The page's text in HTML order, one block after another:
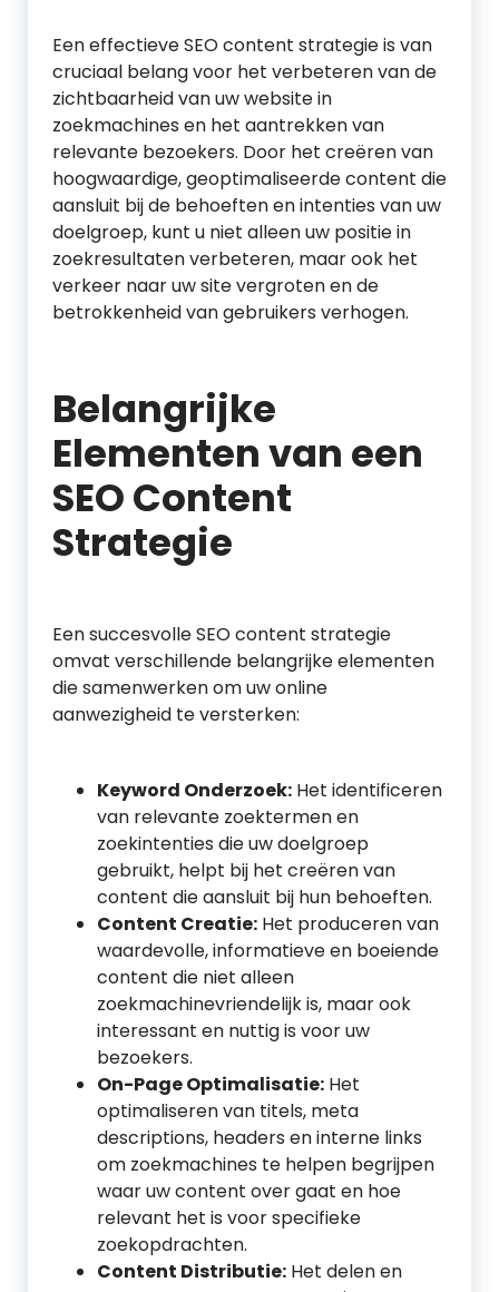
Een effectieve SEO content strategie is van
cruciaal belang voor het verbeteren van de
zichtbaarheid van uw website in
zoekmachines en het aantrekken van
relevante bezoekers. Door het creëren van
hoogwaardige, geoptimaliseerde content die
aansluit bij de behoeften en intenties van uw
doelgroep, kunt u niet alleen uw positie in
zoekresultaten verbeteren, maar ook het
verkeer naar uw site vergroten en de
betrokkenheid van gebruikers verhogen.
Belangrijke
Elementen van een
SEO Content
Strategie
Een succesvolle SEO content strategie
omvat verschillende belangrijke elementen
die samenwerken om uw online
aanwezigheid te versterken:
Keyword Onderzoek: Het identificeren
van relevante zoektermen en
zoekintenties die uw doelgroep
gebruikt, helpt bij het creëren van
content die aansluit bij hun behoeften.
Content Creatie: Het produceren van
waardevolle, informatieve en boeiende
content die niet alleen
zoekmachinevriendelijk is, maar ook
interessant en nuttig is voor uw
bezoekers.
On-Page Optimalisatie: Het
optimaliseren van titels, meta
descriptions, headers en interne links
om zoekmachines te helpen begrijpen
waar uw content over gaat en hoe
relevant het is voor specifieke
zoekopdrachten.
Content Distributie: Het delen en